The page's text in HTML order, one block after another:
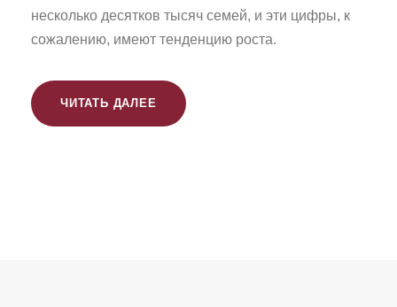
несколько десятков тысяч семей, и эти цифры, к
сожалению, имеют тенденцию роста.
ЧИТАТЬ ДАЛЕЕ